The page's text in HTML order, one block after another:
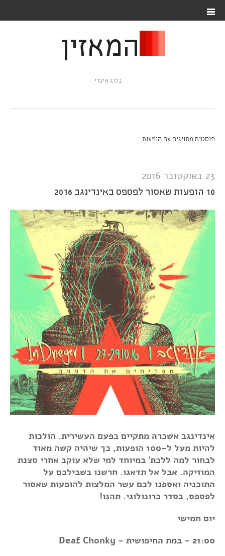
המאזין
בלוג אינדי
פוסטים מתויגים עם הופעות
23 באוקטובר 2016
10 הופעות שאסור לפספס באינדינגב 2016
אינדינגב אשכרה מתקיים בפעם העשירית. הולכות
להיות מעל ל-100 הופעות, כך שיהיה קשה מאוד
לבחור למה ללכת' במיוחד למי שלא עוקב אחרי סצנת
המוזיקה. אבל אל תדאגו. חרשנו בשבילכם על
התוכניה ואספנו לכם עשר המלצות להופעות שאסור
לפספס, בסדר כרונולוגי. תהנו!
יום חמישי
21:00 - במת החיפושית - Deaf Chonky